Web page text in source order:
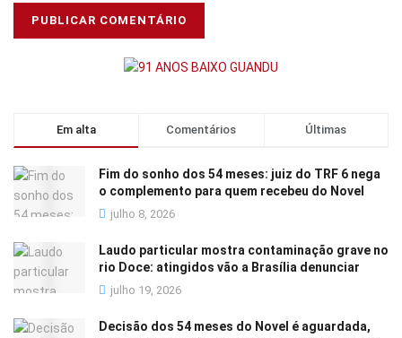
Em alta Comentários Últimas
Fim do sonho dos 54 meses: juiz do TRF 6 nega
o complemento para quem recebeu do Novel
julho 8, 2026
Laudo particular mostra contaminação grave no
rio Doce: atingidos vão a Brasília denunciar
julho 19, 2026
Decisão dos 54 meses do Novel é aguardada,